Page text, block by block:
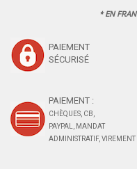
* EN
PAIEMENT
SÉCURISÉ
PAIEMENT :
CHÈQUES, CB,
PAYPAL, MANDAT
ADMINISTRATIF, VIREMENT